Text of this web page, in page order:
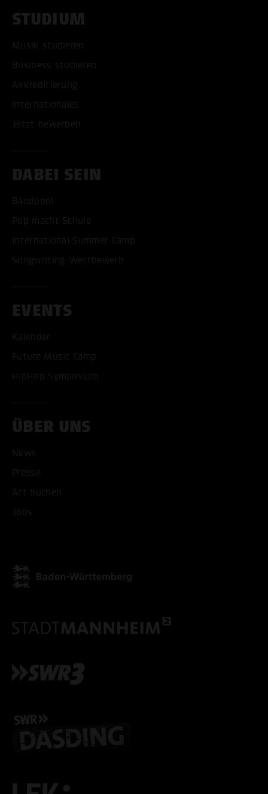
STUDIUM
Musik studieren
Business studieren
Akkreditierung
Internationales
Jetzt bewerben
DABEI SEIN
Bandpool
Pop macht Schule
International Summer Camp
Songwriting-Wettbewerb
EVENTS
Kalender
Future Music Camp
HipHop Symposium
ÜBER UNS
News
Presse
Act buchen
Jobs